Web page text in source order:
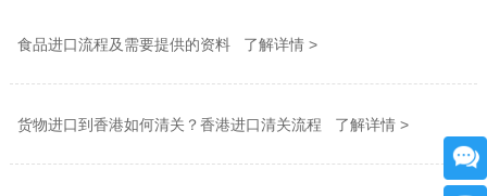
食品进口流程及需要提供的资料 了解详情 >
货物进口到香港如何清关？香港进口清关流程 了解详情 >